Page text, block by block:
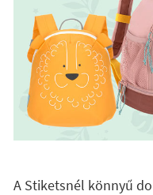
A Stiketsnél könnyű